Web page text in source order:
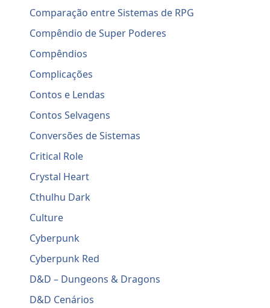
Comparação entre Sistemas de RPG
Compêndio de Super Poderes
Compêndios
Complicações
Contos e Lendas
Contos Selvagens
Conversões de Sistemas
Critical Role
Crystal Heart
Cthulhu Dark
Culture
Cyberpunk
Cyberpunk Red
D&D – Dungeons & Dragons
D&D Cenários